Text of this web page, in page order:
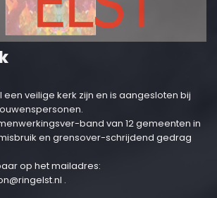
veilige kerk zijn en is aangesloten bij
band van 12 gemeenten in
en grensover-schrijdend gedrag
op het mailadres:
.